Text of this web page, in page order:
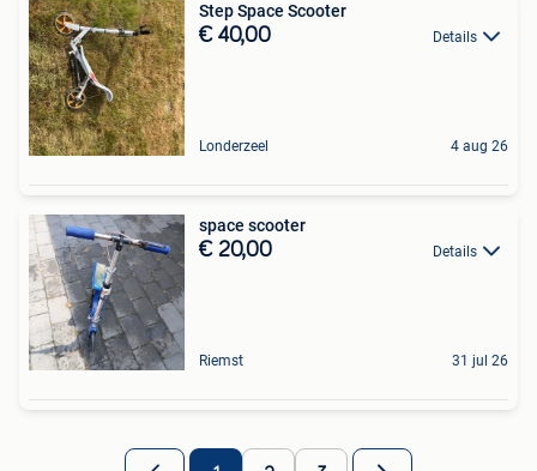
Step Space Scooter
€ 40,00 Details
Londerzeel 4 aug 26
space scooter
€ 20,00 Details
Riemst 31 jul 26